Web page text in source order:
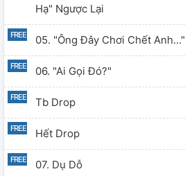
Hạ" Ngược Lại
05. "Ông Đây Chơi Chết Anh..."
06. "Ai Gọi Đó?"
Tb Drop
Hết Drop
07. Dụ Dỗ